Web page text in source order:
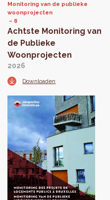
Monitoring van de publieke
woonprojecten
8
Achtste Monitoring van
de Publieke
Woonprojecten
2026
Downloaden